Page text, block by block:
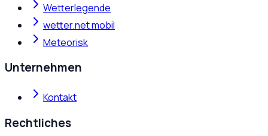
Wetterlegende
wetter.net mobil
Meteorisk
Unternehmen
Kontakt
Rechtliches